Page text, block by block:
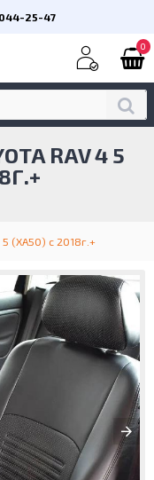
25-47
0
(XA50) с 2018г.+
RAV 4 5